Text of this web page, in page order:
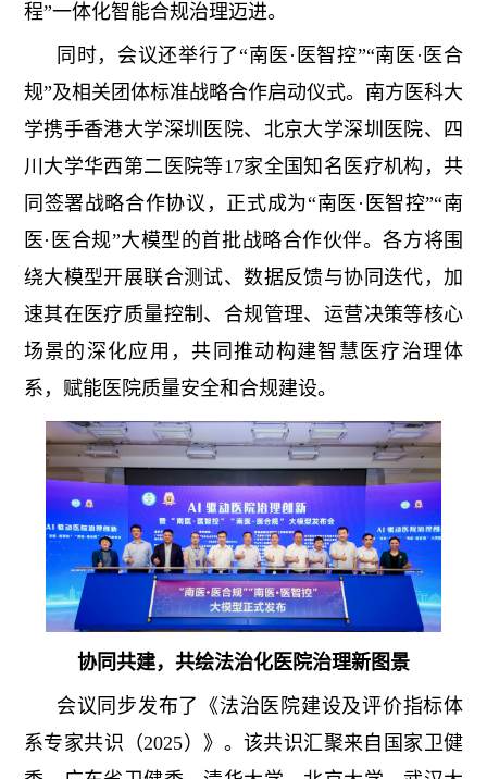
程”一体化智能合规治理迈进。
同时，会议还举行了“南医·医智控”“南医·医合
规”及相关团体标准战略合作启动仪式。南方医科大
学携手香港大学深圳医院、北京大学深圳医院、四
川大学华西第二医院等17家全国知名医疗机构，共
同签署战略合作协议，正式成为“南医·医智控”“南
医·医合规”大模型的首批战略合作伙伴。各方将围
绕大模型开展联合测试、数据反馈与协同迭代，加
速其在医疗质量控制、合规管理、运营决策等核心
场景的深化应用，共同推动构建智慧医疗治理体
系，赋能医院质量安全和合规建设。
协同共建，共绘法治化医院治理新图景
会议同步发布了《法治医院建设及评价指标体
系专家共识（2025）》。该共识汇聚来自国家卫健